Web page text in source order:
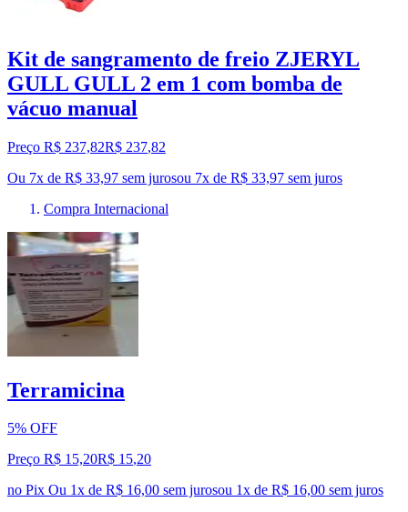
Kit de sangramento de freio ZJERYL
GULL GULL 2 em 1 com bomba de
vácuo manual
Preço R$ 237,82R$ 237,82
Ou 7x de R$ 33,97 sem jurosou 7x de R$ 33,97 sem juros
Compra Internacional
Terramicina
5% OFF
Preço R$ 15,20R$ 15,20
no Pix Ou 1x de R$ 16,00 sem jurosou 1x de R$ 16,00 sem juros